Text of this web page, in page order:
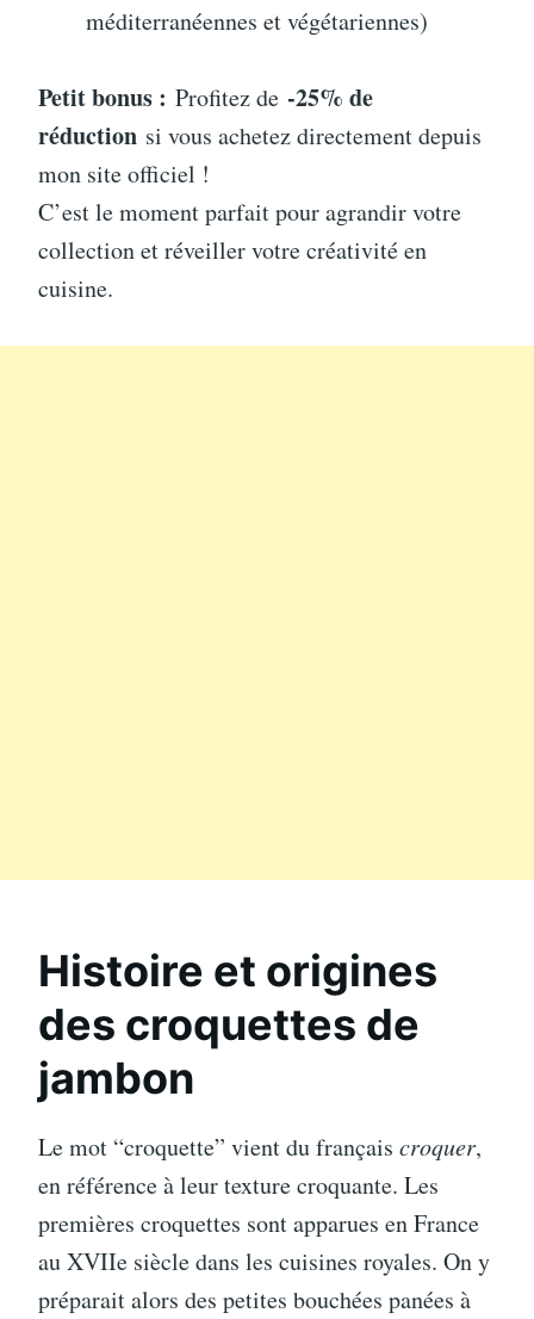
méditerranéennes et végétariennes)
Petit bonus : Profitez de -25% de
réduction si vous achetez directement depuis
mon site officiel !
C’est le moment parfait pour agrandir votre
collection et réveiller votre créativité en
cuisine.
Histoire et origines
des croquettes de
jambon
Le mot “croquette” vient du français croquer,
en référence à leur texture croquante. Les
premières croquettes sont apparues en France
au XVIIe siècle dans les cuisines royales. On y
préparait alors des petites bouchées panées à